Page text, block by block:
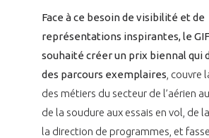
Face à ce besoin de visibilité et de
représentations inspirantes, le
souhaité créer un prix biennal qui
des parcours exemplaires , couvre
des métiers du secteur de l’aérien
de la soudure aux essais en vol, de
la direction de programmes, et